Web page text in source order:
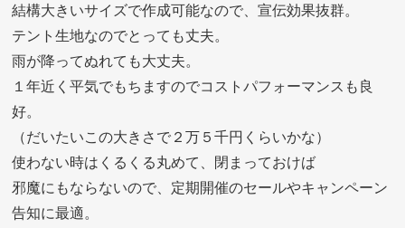
結構大きいサイズで作成可能なので、宣伝効果抜群。
テント生地なのでとっても丈夫。
雨が降ってぬれても大丈夫。
１年近く平気でもちますのでコストパフォーマンスも良
好。
（だいたいこの大きさで２万５千円くらいかな）
使わない時はくるくる丸めて、閉まっておけば
邪魔にもならないので、定期開催のセールやキャンペーン
告知に最適。